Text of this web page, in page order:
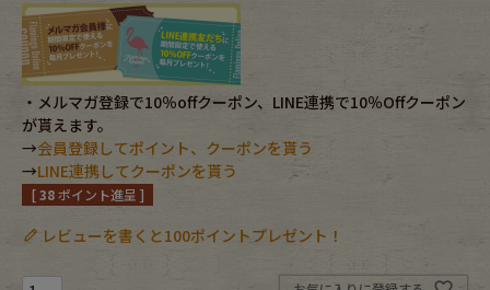
Outer
Fafatt
小物・アクセサリーから探す
Eye Wear
・メルマガ登録で10％offクーポン、LINE連携で10％Offクーポン
が貰えます。
→会員登録してポイント、クーポンを貰う
→LINE連携してクーポンを貰う
[38ポイント進呈 ]
レビューを書くと100ポイントプレゼント！